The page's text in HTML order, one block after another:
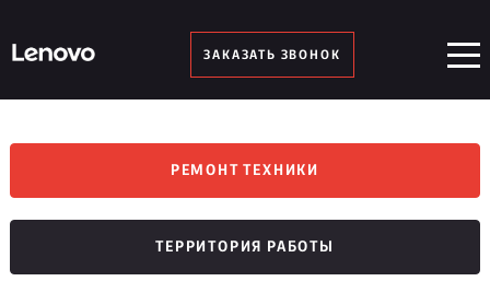
ЗАКАЗАТЬ ЗВОНОК
РЕМОНТ ТЕХНИКИ
ТЕРРИТОРИЯ РАБОТЫ